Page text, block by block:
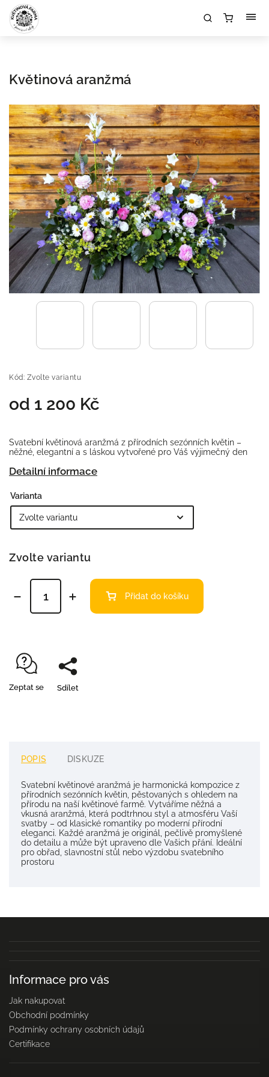
Květinová aranžmá
Kód: Zvolte variantu
od 1 200 Kč
Svatební květinová aranžmá z přírodních sezónních květin –
něžné, elegantní a s láskou vytvořené pro Váš výjimečný den
Detailní informace
Varianta
Zvolte variantu
Přidat do košíku
Zeptat se Sdílet
POPIS DISKUZE
Svatební květinové aranžmá je harmonická kompozice z
přírodních sezónních květin, pěstovaných s ohledem na
přírodu na naší květinové farmě. Vytváříme něžná a
vkusná aranžmá, která podtrhnou styl a atmosféru Vaší
svatby – od klasické romantiky po moderní přírodní
eleganci. Každé aranžmá je originál, pečlivě promyšlené
do detailu a může být upraveno dle Vašich přání. Ideální
pro obřad, slavnostní stůl nebo výzdobu svatebního
prostoru
Informace pro vás
Jak nakupovat
Obchodní podmínky
Podmínky ochrany osobních údajů
Certifikace